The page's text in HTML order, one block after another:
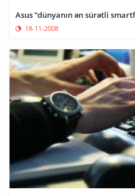
Asus “dünyanın ən sürətli
18-11-2008